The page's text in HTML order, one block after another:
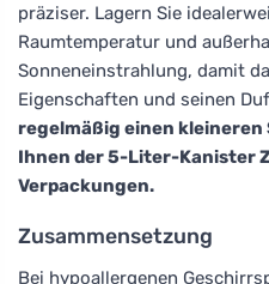
präziser. Lagern Sie
Raumtemperatur und
Sonneneinstrahlung, damit
Eigenschaften und seinen
regelmäßig einen
Ihnen der 5-Liter-Kanister
Verpackungen.
Zusammensetzung
Bei hypoallergenen